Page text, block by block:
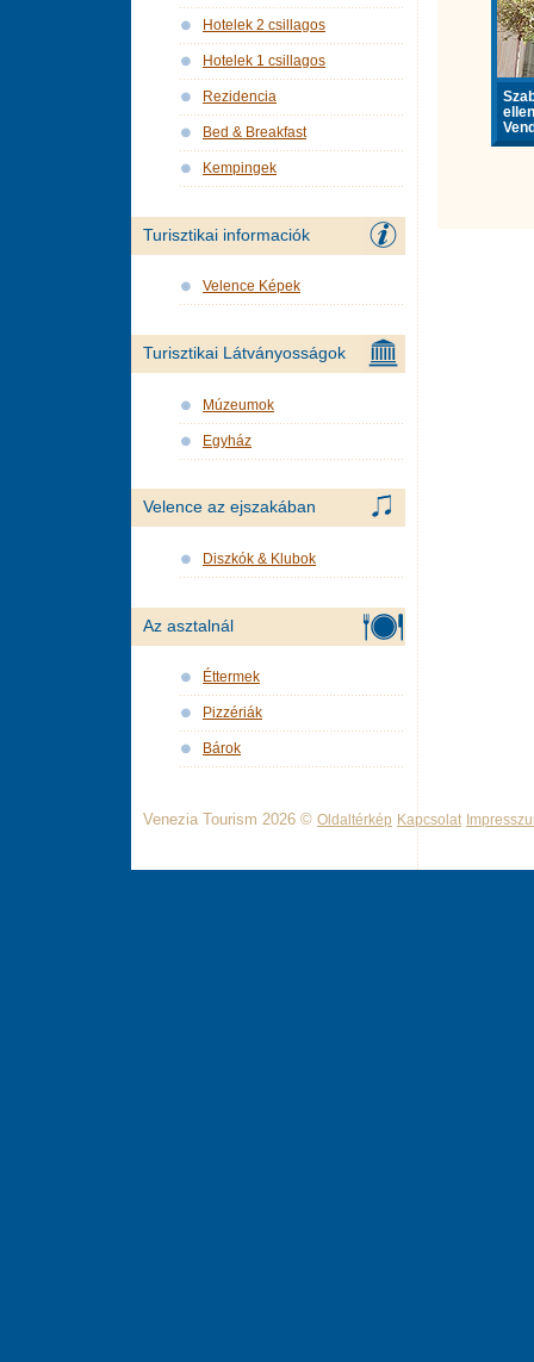
Hotelek 2 csillagos
Hotelek 1 csillagos
Rezidencia
Bed & Breakfast
Kempingek
Turisztikai informaciók
Velence Képek
Turisztikai Látványosságok
Múzeumok
Egyház
Velence az ejszakában
Diszkók & Klubok
Az asztalnál
Éttermek
Pizzériák
Bárok
Venezia Tourism 2026 © Oldaltérkép Kapcsolat